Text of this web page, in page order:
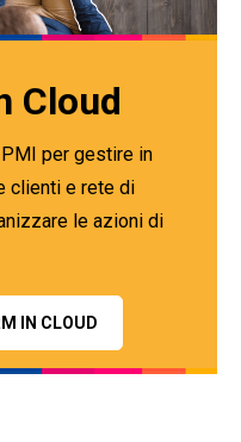
Cloud
per gestire in
clienti e rete di
le azioni di
IN CLOUD